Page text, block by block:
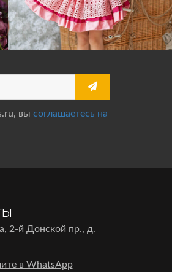
вы соглашаетесь на
2-й Донской пр., д.
в WhatsApp